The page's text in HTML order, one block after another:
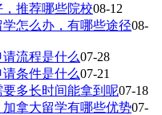
推荐哪些院校08-12
怎么办，有哪些途径08-
流程是什么07-28
条件是什么07-21
多长时间能拿到呢07-18
拿大留学有哪些优势07-